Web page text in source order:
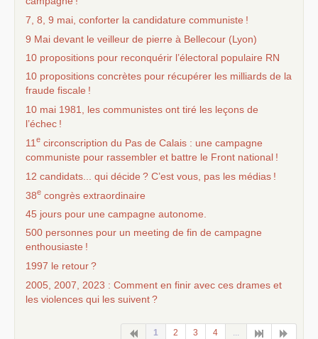
7, 8, 9 mai, conforter la candidature communiste !
9 Mai devant le veilleur de pierre à Bellecour (Lyon)
10 propositions pour reconquérir l’électoral populaire RN
10 propositions concrètes pour récupérer les milliards de la
fraude fiscale !
10 mai 1981, les communistes ont tiré les leçons de
l’échec !
11 e circonscription du Pas de Calais : une campagne
communiste pour rassembler et battre le Front national !
12 candidats... qui décide ? C’est vous, pas les médias !
38e congrès extraordinaire
45 jours pour une campagne autonome.
500 personnes pour un meeting de fin de campagne
enthousiaste !
1997 le retour?
2005, 2007, 2023 : Comment en finir avec ces drames et
les violences qui les suivent?
1 2 3 4